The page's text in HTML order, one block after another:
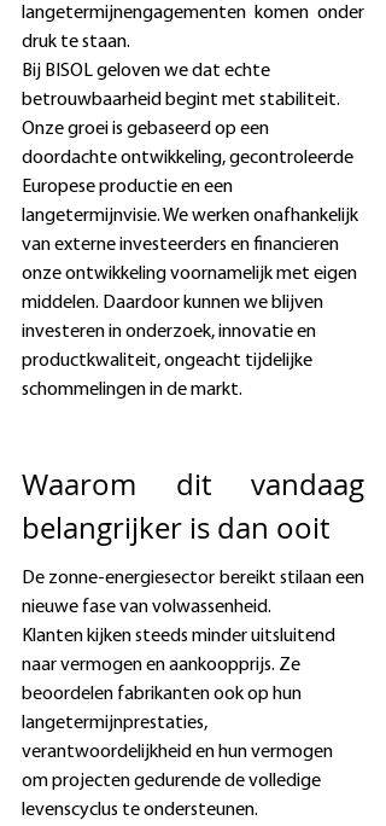
langetermijnengagementen komen onder
druk te staan.
Bij BISOL geloven we dat echte
betrouwbaarheid begint met stabiliteit.
Onze groei is gebaseerd op een
doordachte ontwikkeling, gecontroleerde
Europese productie en een
langetermijnvisie. We werken onafhankelijk
van externe investeerders en financieren
onze ontwikkeling voornamelijk met eigen
middelen. Daardoor kunnen we blijven
investeren in onderzoek, innovatie en
productkwaliteit, ongeacht tijdelijke
schommelingen in de markt.
Waarom dit vandaag
belangrijker is dan ooit
De zonne-energiesector bereikt stilaan een
nieuwe fase van volwassenheid.
Klanten kijken steeds minder uitsluitend
naar vermogen en aankoopprijs. Ze
beoordelen fabrikanten ook op hun
langetermijnprestaties,
verantwoordelijkheid en hun vermogen
om projecten gedurende de volledige
levenscyclus te ondersteunen.